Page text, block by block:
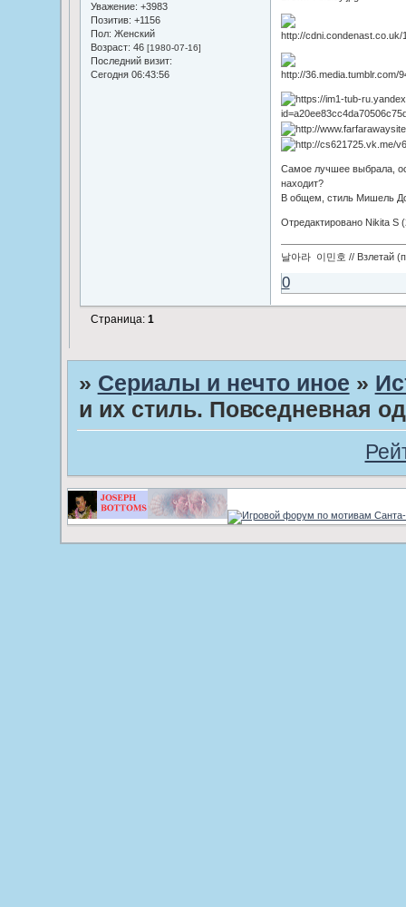
Уважение: +3983
Позитив: +1156
Пол: Женский
Возраст: 46 [1980-07-16]
Последний визит:
Сегодня 06:43:56
Самое лучшее выбрала,
находит?
В общем, стиль Мишель
Отредактировано Nikita S
날아라 이민호 // Взлетай
0
Страница: 1
» Сериалы и нечто иное »
и их стиль. Повседневная